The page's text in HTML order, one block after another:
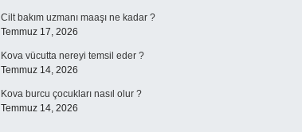
Cilt bakım uzmanı maaşı ne kadar ?
Temmuz 17, 2026
Kova vücutta nereyi temsil eder ?
Temmuz 14, 2026
Kova burcu çocukları nasıl olur ?
Temmuz 14, 2026